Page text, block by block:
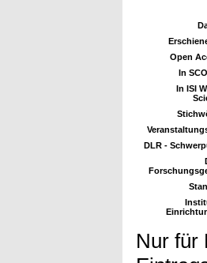
Open
In
In ISI
DLR -
Nur für